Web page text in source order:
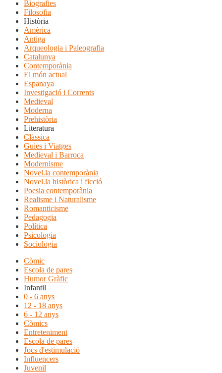
Biografies
Filosofia
Història
Amèrica
Antiga
Arqueologia i Paleografia
Catalunya
Contemporània
El món actual
Espanaya
Investigació i Corrents
Medieval
Moderna
Prehistòria
Literatura
Clàssica
Guies i Viatges
Medieval i Barroca
Modernisme
Novel.la contemporània
Novel.la històrica i ficció
Poesia contemporània
Realisme i Naturalisme
Romanticisme
Pedagogia
Política
Psicologia
Sociologia
Còmic
Escola de pares
Humor Gràfic
Infantil
0 - 6 anys
12 - 18 anys
6 - 12 anys
Còmics
Entreteniment
Escola de pares
Jocs d'estimulació
Influencers
Juvenil